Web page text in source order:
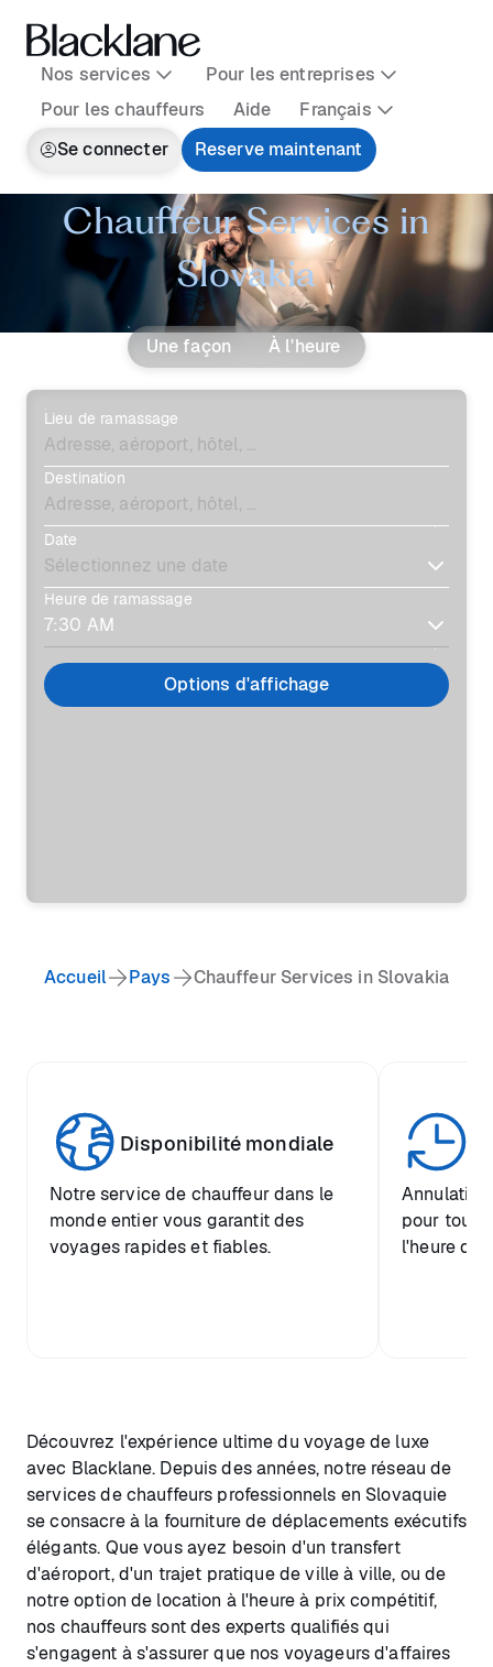
Nos services
Pour les entreprises
Pour les chauffeurs
Aide
Français
Se connecter
Reserve maintenant
Chauffeur Services in
Slovakia
Une façon À l'heure
Lieu de ramassage
Destination
Date
Heure de ramassage
Options d'affichage
Accueil Pays Chauffeur Services in Slovakia
Disponibilité mondiale
Notre service de chauffeur dans le
monde entier vous garantit des
voyages rapides et fiables.
pour tout
l'heure de
Découvrez l'expérience ultime du voyage de luxe
avec Blacklane. Depuis des années, notre réseau de
services de chauffeurs professionnels en Slovaquie
se consacre à la fourniture de déplacements exécutifs
élégants. Que vous ayez besoin d'un transfert
d'aéroport, d'un trajet pratique de ville à ville, ou de
notre option de location à l'heure à prix compétitif,
nos chauffeurs sont des experts qualifiés qui
s'engagent à s'assurer que nos voyageurs d'affaires